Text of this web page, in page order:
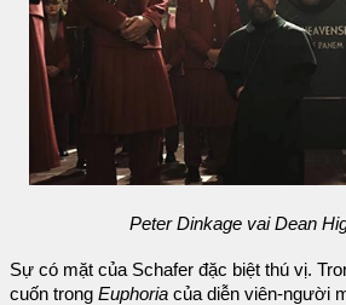
Peter Dinkage vai Dean
Sự có mặt của Schafer đặc biệt thú vị.
cuốn trong Euphoria của diễn viên-người